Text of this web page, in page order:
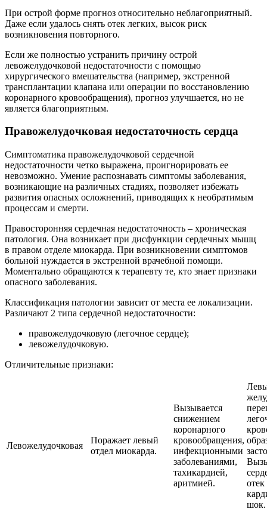
При острой форме прогноз относительно неблагоприятный.
Даже если удалось снять отек легких, высок риск
возникновения повторного.
Если же полностью устранить причину острой
левожелудочковой недостаточности с помощью
хирургического вмешательства (например, экстренной
трансплантации клапана или операции по восстановлению
коронарного кровообращения), прогноз улучшается, но не
является благоприятным.
Правожелудочковая недостаточность сердца
Симптоматика правожелудочковой сердечной
недостаточности четко выражена, проигнорировать ее
невозможно. Умение распознавать симптомы заболевания,
возникающие на различных стадиях, позволяет избежать
развития опасных осложнений, приводящих к необратимым
процессам и смерти.
Правосторонняя сердечная недостаточность – хроническая
патология. Она возникает при дисфункции сердечных мышц
в правом отделе миокарда. При возникновении симптомов
больной нуждается в экстренной врачебной помощи.
Моментально обращаются к терапевту те, кто знает признаки
опасного заболевания.
Классификация патологии зависит от места ее локализации.
Различают 2 типа сердечной недостаточности:
правожелудочковую (легочное сердце);
левожелудочковую.
Отличительные признаки:
Левожелудочковая
Поражает левый
отдел миокарда.
Вызывается
снижением
коронарного
кровообращения,
инфекционными
заболеваниями,
тахикардией,
аритмией.
шок.